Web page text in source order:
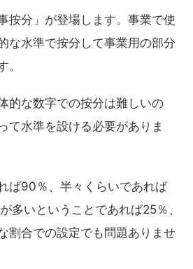
按分」が登場します。事業で使
な水準で按分して事業用の部分
。
的な数字での按分は難しいの
て水準を設ける必要がありま
ば90％、半々くらいであれば
多いということであれば25％、
割合での設定でも問題ありませ